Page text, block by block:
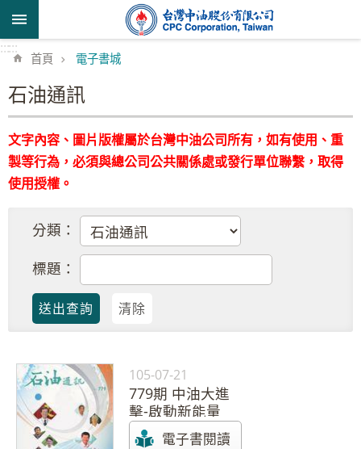
跳到主要內容區塊
::::::
首頁 電子書城
石油通訊
文字內容、圖片版權屬於台灣中油公司所有，如有使用、重
製等行為，必須與總公司公共關係處或發行單位聯繫，取得
使用授權。
分類：
標題：
105-07-21
779期 中油大進
擊-啟動新能量
電子書閱讀